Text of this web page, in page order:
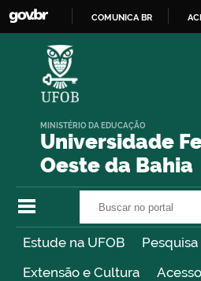
COMUNICA BR
Universidade
Oeste da Bahia
MINISTÉRIO DA EDUCAÇÃO
Estude na UFOB
Pesquisa
Extensão e Cultura